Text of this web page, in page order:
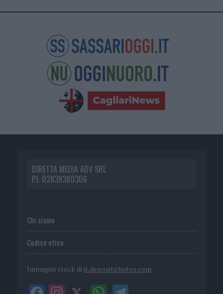
DIRETTA MEDIA ADV SRL
P.I. 02839380306
Chi siamo
Codice etico
Immagini stock di it.depositphotos.com